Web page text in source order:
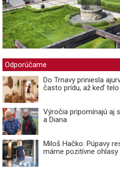
Odporúčame
Do Trnavy priniesla
často prídu, až keď
Výročia pripomínajú aj
a Diana
Miloš Hačko: Púpavy
máme pozitívne ohlasy